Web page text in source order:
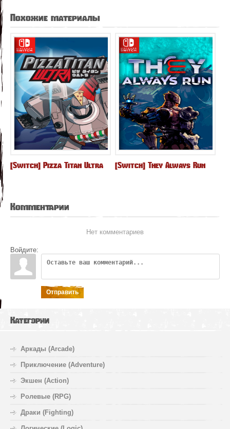
Похожие материалы
[Switch] Pizza Titan Ultra [Switch] They Always Run
Комментарии
Нет комментариев
Войдите:
Отправить
Категории
Аркады (Arcade)
Приключение (Adventure)
Экшен (Action)
Ролевые (RPG)
Драки (Fighting)